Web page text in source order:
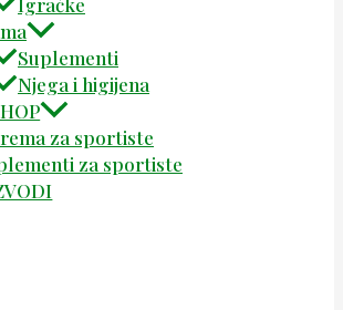
Suplementi
Njega i higijena
za sportiste
za sportiste